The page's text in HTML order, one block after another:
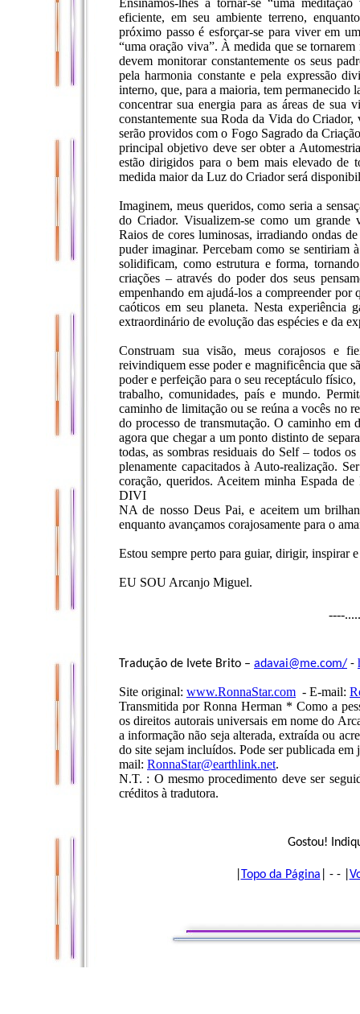
Ensinamos-lhes a tornar-se “uma
eficiente, em seu ambiente terreno,
próximo passo é esforçar-se para viver em
“uma oração viva”. À medida que se
devem monitorar constantemente os seus
pela harmonia constante e pela expressão
interno, que, para a maioria, tem permanecido
concentrar sua energia para as áreas de sua
constantemente sua Roda da Vida do Criador,
serão providos com o Fogo Sagrado da
principal objetivo deve ser obter a
estão dirigidos para o bem mais elevado de
medida maior da Luz do Criador será
Imaginem, meus queridos, como seria a
do Criador. Visualizem-se como um grande
Raios de cores luminosas, irradiando ondas
puder imaginar. Percebam como se sentiriam
solidificam, como estrutura e forma,
criações – através do poder dos seus
empenhando em ajudá-los a compreender por
caóticos em seu planeta. Nesta experiência
extraordinário de evolução das espécies e da
Construam sua visão, meus corajosos e
reivindiquem esse poder e magnificência que
poder e perfeição para o seu receptáculo
trabalho, comunidades, país e mundo.
caminho de limitação ou se reúna a vocês no
do processo de transmutação. O caminho
agora que chegar a um ponto distinto de
todas, as sombras residuais do Self – todos
plenamente capacitados à Auto-realização.
coração, queridos. Aceitem minha Espada
DIVI
NA de nosso Deus Pai, e aceitem um
enquanto avançamos corajosamente para o
Estou sempre perto para guiar, dirigir, inspirar
EU SOU Arcanjo Miguel.
----
Tradução de Ivete Brito – adavai@me.com/ -
Site original: www.RonnaStar.com - E-mail:
Transmitida por Ronna Herman * Como a
os direitos autorais universais em nome do
a informação não seja alterada, extraída ou
do site sejam incluídos. Pode ser publicada
mail: RonnaStar@earthlink.net.
N.T. : O mesmo procedimento deve ser
créditos à tradutora.
Gostou!
Topo da Página | - - |